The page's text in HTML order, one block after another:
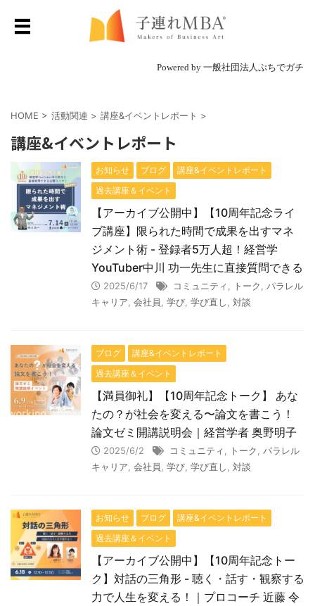
Powered by 一般社団法人ぷちでガチ
HOME > 活動関連 > 講座&イベントレポート >
講座&イベントレポート
お知らせ ブログ
講座&イベントレポート
過去講座＆イベント
【アーカイブ公開中】【10周年記念ライ
ブ講座】限られた時間で成果を出すマネ
ジメント術 - 登録者5万人超！経営学
YouTuber中川 功一先生に直接質問できる
2025/6/17 コミュニティ トーク
パラレル
キャリア 会社員 学び 学び直し 対談
ブログ
講座&イベントレポート
過去講座＆イベント
【満員御礼】【10周年記念トーク】 あな
たの？が社会を変える〜論文を書こう！
論文ゼミ開講説明会｜経営学者 奥野明子
2025/6/2 コミュニティ トーク
パラレル
キャリア 会社員 学び 学び直し 対談
お知らせ ブログ
講座&イベントレポート
過去講座＆イベント
【アーカイブ公開中】【10周年記念トー
ク】対話の三角形 - 聴く・話す・観察する
力で人生を変える！｜プロコーチ 近藤 令